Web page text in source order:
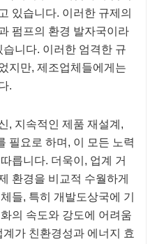
있습니다. 이러한 규제의
펌프의 환경 발자국이라
니다. 이러한 엄격한 규
지만, 제조업체들에게는
.
, 지속적인 제품 재설계,
필요로 하며, 이 모든 노력
릅니다. 더욱이, 업계 거
환경을 비교적 수월하게
들, 특히 개발도상국에 기
의 속도와 강도에 어려움
가 친환경성과 에너지 효